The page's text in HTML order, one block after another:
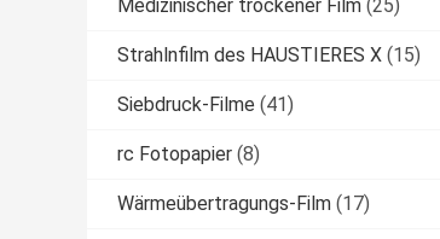
Medizinischer trockener Film (25)
Strahlnfilm des HAUSTIERES X (15)
Siebdruck-Filme (41)
rc Fotopapier (8)
Wärmeübertragungs-Film (17)